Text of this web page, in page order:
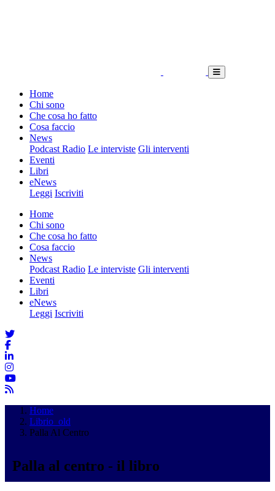
Home
Chi sono
Che cosa ho fatto
Cosa faccio
News
Podcast Radio Le interviste Gli interventi
Eventi
Libri
eNews
Leggi Iscriviti
Home
Chi sono
Che cosa ho fatto
Cosa faccio
News
Podcast Radio Le interviste Gli interventi
Eventi
Libri
eNews
Leggi Iscriviti
Home
Librio_old
Palla Al Centro
Palla al centro - il libro